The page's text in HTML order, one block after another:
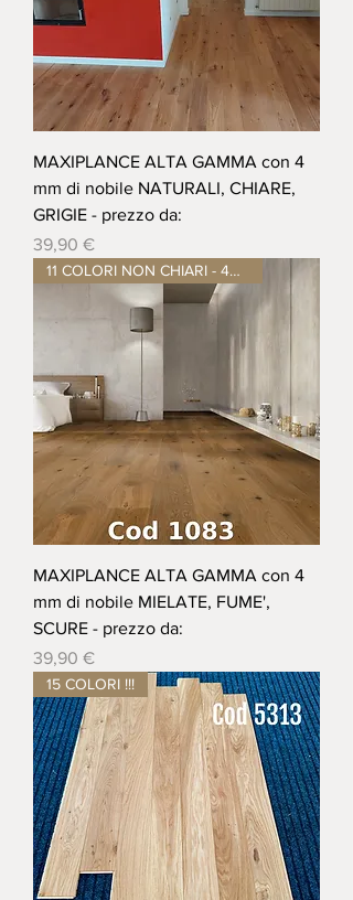
MAXIPLANCE ALTA GAMMA con 4
mm di nobile NATURALI, CHIARE,
GRIGIE - prezzo da:
Prezzo
39,90 €
11 COLORI NON CHIARI - 4mm nob
MAXIPLANCE ALTA GAMMA con 4
mm di nobile MIELATE, FUME',
SCURE - prezzo da:
Prezzo
39,90 €
15 COLORI !!!